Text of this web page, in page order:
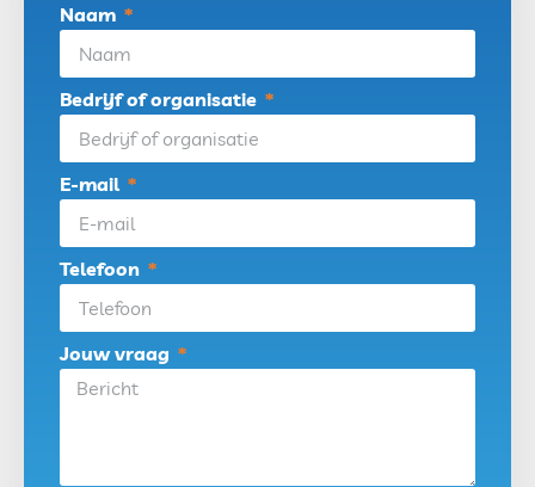
Naam
Bedrijf of organisatie
E-mail
Telefoon
Jouw vraag